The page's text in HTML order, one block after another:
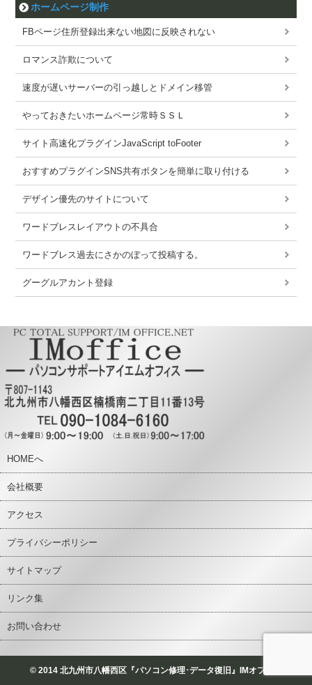
ホームページ制作
FBページ住所登録出来ない地図に反映されない
ロマンス詐欺について
速度が遅いサーバーの引っ越しとドメイン移管
やっておきたいホームページ常時ＳＳＬ
サイト高速化プラグインJavaScript toFooter
おすすめプラグインSNS共有ボタンを簡単に取り付ける
デザイン優先のサイトについて
ワードブレスレイアウトの不具合
ワードブレス過去にさかのぼって投稿する。
グーグルアカント登録
HOMEへ
会社概要
アクセス
プライバシーポリシー
サイトマップ
リンク集
お問い合わせ
© 2014 北九州市八幡西区『パソコン修理･データ復旧』IMオフィス